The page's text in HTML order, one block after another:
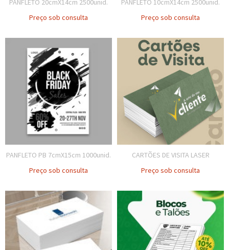
PANFLETO 20cmX14cm 2500unid.
Preço sob consulta
PANFLETO 10cmX14cm 2500unid.
Preço sob consulta
PANFLETO PB 7cmX15cm 1000unid.
Preço sob consulta
CARTÕES DE VISITA LASER
Preço sob consulta